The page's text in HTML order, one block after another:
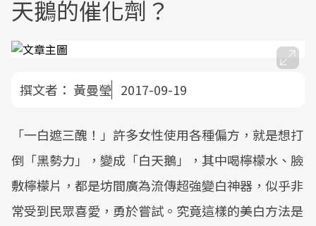
天鵝的催化劑？
撰文者： 黃曼瑩 2017-09-19
「一白遮三醜！」許多女性使用各種偏方，就是想打
倒「黑勢力」，變成「白天鵝」，其中喝檸檬水、臉
敷檸檬片，都是坊間廣為流傳超強變白神器，似乎非
常受到民眾喜愛，勇於嘗試。究竟這樣的美白方法是